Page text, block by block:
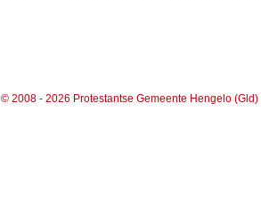
© 2008 - 2026 Protestantse Gemeente Hengelo (Gld) |